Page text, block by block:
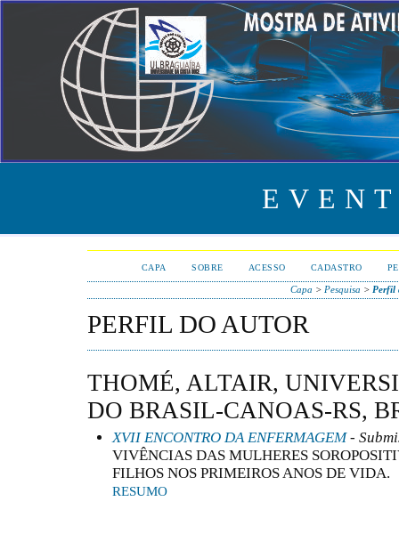
CAPA SOBRE ACESSO CADASTRO
Capa > Pesquisa > Perfil
PERFIL DO AUTOR
THOMÉ, ALTAIR,
DO BRASIL-CANOAS-RS,
XVII ENCONTRO DA ENFERMAGEM-
VIVÊNCIAS DAS MULHERES
FILHOS NOS PRIMEIROS ANOS DE VIDA.
RESUMO